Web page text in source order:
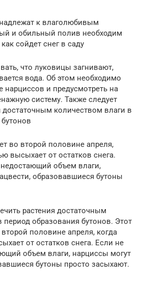
к влаголюбивым
и обильный полив необходим
сойдет снег в саду
что луковицы загнивают,
вода. Об этом необходимо
нарциссов и предусмотреть на
систему. Также следует
достаточным количеством влаги в
во второй половине апреля,
высыхает от остатков снега.
объем влаги,
образовавшиеся бутоны
растения достаточным
период образования бутонов. Этот
половине апреля, когда
от остатков снега. Если не
объем влаги, нарциссы могут
бутоны просто засыхают.